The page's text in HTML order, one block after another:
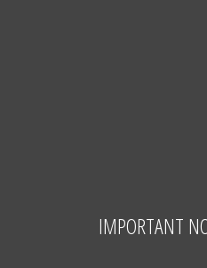
IMPORTANT